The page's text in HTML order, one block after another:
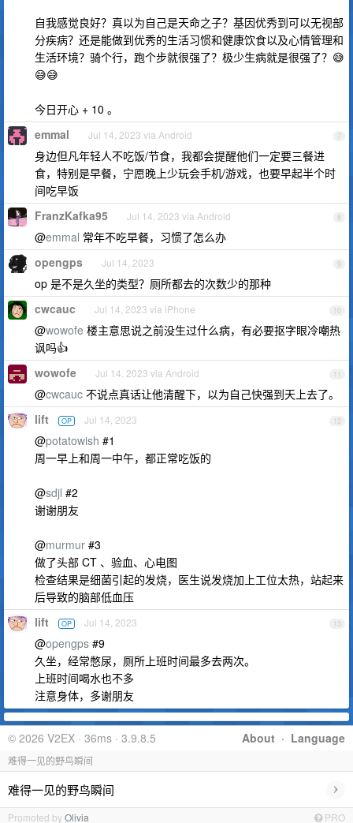
自我感觉良好？真以为自己是天命之子？基因优秀到可以无视部
分疾病？还是能做到优秀的生活习惯和健康饮食以及心情管理和
生活环境？骑个行，跑个步就很强了？极少生病就是很强了？😅
😅😅
今日开心 + 10 。
7
emmal Jul 14, 2023 via Android
身边但凡年轻人不吃饭/节食，我都会提醒他们一定要三餐进
食，特别是早餐，宁愿晚上少玩会手机/游戏，也要早起半个时
间吃早饭
8
FranzKafka95 Jul 14, 2023 via Android
@emmal 常年不吃早餐，习惯了怎么办
9
opengps Jul 14, 2023
op 是不是久坐的类型？厕所都去的次数少的那种
10
cwcauc Jul 14, 2023 via iPhone
@wowofe 楼主意思说之前没生过什么病，有必要抠字眼冷嘲热
讽吗👍
11
wowofe Jul 14, 2023 via Android
@cwcauc 不说点真话让他清醒下，以为自己快强到天上去了。
12
lift OP Jul 14, 2023
@potatowish #1
周一早上和周一中午，都正常吃饭的
@sdjl #2
谢谢朋友
@murmur #3
做了头部 CT 、验血、心电图
检查结果是细菌引起的发烧，医生说发烧加上工位太热，站起来
后导致的脑部低血压
13
lift OP Jul 14, 2023
@opengps #9
久坐，经常憋尿，厕所上班时间最多去两次。
上班时间喝水也不多
注意身体，多谢朋友
About · Language
© 2026 V2EX · 36ms · 3.9.8.5
难得一见的野鸟瞬间
难得一见的野鸟瞬间 ›
Promoted byOlivia PRO